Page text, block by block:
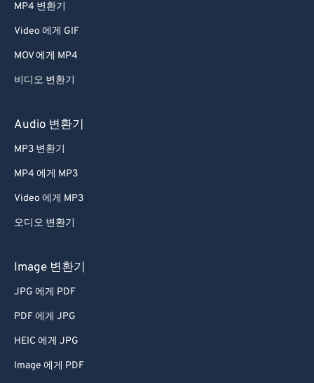
MP4 변환기
Video 에게 GIF
MOV 에게 MP4
비디오 변환기
Audio 변환기
MP3 변환기
MP4 에게 MP3
Video 에게 MP3
오디오 변환기
Image 변환기
JPG 에게 PDF
PDF 에게 JPG
HEIC 에게 JPG
Image 에게 PDF